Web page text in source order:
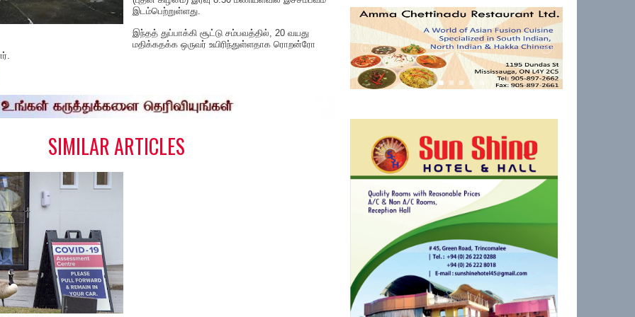
இடம்பெற்றுள்ளது.
இந்தத் துப்பாக்கி சூட்டு சம்பவத்தில், 20 வயது
மதிக்கதக்க ஒருவர் உயிரிந்துள்ளதாக ரொறன்ரோ
SIMILAR ARTICLES